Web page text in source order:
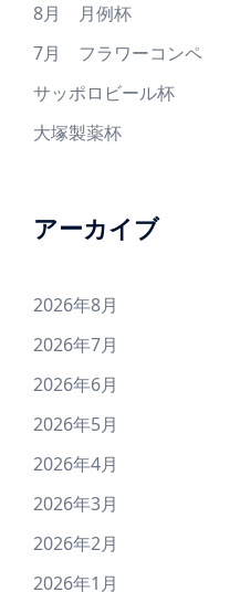
8月 月例杯
7月 フラワーコンペ
サッポロビール杯
大塚製薬杯
アーカイブ
2026年8月
2026年7月
2026年6月
2026年5月
2026年4月
2026年3月
2026年2月
2026年1月